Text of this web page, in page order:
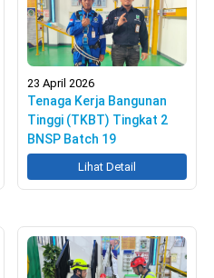
23 April 2026
Tenaga Kerja Bangunan
Tinggi (TKBT) Tingkat 2
BNSP Batch 19
Lihat Detail